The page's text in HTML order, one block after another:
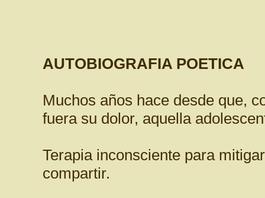
AUTOBIOGRAFIA POETICA
Muchos años hace desde que,
fuera su dolor, aquella
Terapia inconsciente para
compartir.